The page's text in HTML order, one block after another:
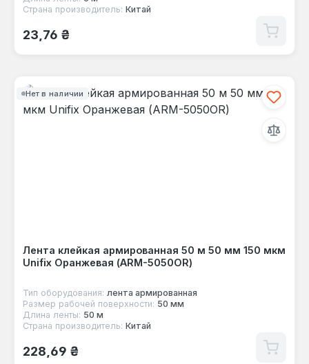
Страна производитель: Китай
Обычная цена:
23,76 ₴
Нет в наличии
Лента клейкая армированная 50 м 50 мм 150 мкм
Unifix Оранжевая (ARM-5050OR)
Тип оборудования: лента армированная
Размер рабочей поверхности: 50 мм
Длина ленты: 50 м
Страна производитель: Китай
Обычная цена:
228,69 ₴